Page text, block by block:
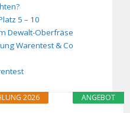
5 – 10
Dewalt-Oberfräse
Warentest & Co
ANGEBOT
2026